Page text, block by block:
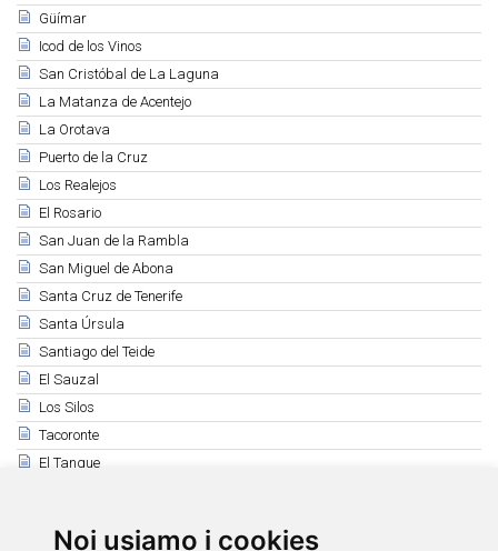
Noi usiamo i cookies
Güímar
Icod de los Vinos
San Cristóbal de La Laguna
La Matanza de Acentejo
La Orotava
Puerto de la Cruz
Los Realejos
El Rosario
San Juan de la Rambla
San Miguel de Abona
Santa Cruz de Tenerife
Santa Úrsula
Santiago del Teide
El Sauzal
Los Silos
Tacoronte
El Tanque
La Victoria de Acentejo